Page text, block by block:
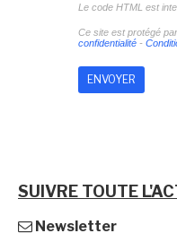
Le code HTML est
Ce site est protégé
confidentialité-
SUIVRE TOUTE
Newsletter